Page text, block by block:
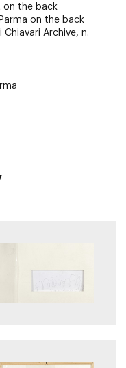
on the back
on the back
Archive, n.